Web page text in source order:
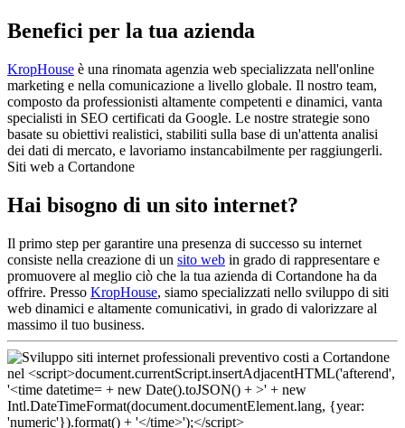
Benefici per la tua azienda
KropHouse è una rinomata agenzia web specializzata nell'online
marketing e nella comunicazione a livello globale. Il nostro team,
composto da professionisti altamente competenti e dinamici, vanta
specialisti in SEO certificati da Google. Le nostre strategie sono
basate su obiettivi realistici, stabiliti sulla base di un'attenta analisi
dei dati di mercato, e lavoriamo instancabilmente per raggiungerli.
Siti web a Cortandone
Hai bisogno di un sito internet?
Il primo step per garantire una presenza di successo su internet
consiste nella creazione di un sito web in grado di rappresentare e
promuovere al meglio ciò che la tua azienda di Cortandone ha da
offrire. Presso KropHouse, siamo specializzati nello sviluppo di siti
web dinamici e altamente comunicativi, in grado di valorizzare al
massimo il tuo business.